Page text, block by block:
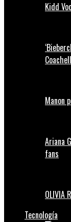
Kidd
Manon
Ariana
fans
OLIVIA
Tecnología